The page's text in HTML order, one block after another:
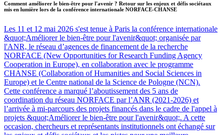
Comment améliorer le bien-être pour l'avenir ? Retour sur les enjeux et défis sociétaux
mis en lumière lors de la conférence internationale NORFACE-CHANSE
Les 11 et 12 mai 2026 s'est tenue à Paris la conférence internationale
&quot;Améliorer le bien-être pour l'avenir&quot; organisée par
l'ANR, le réseau d’agences de financement de la recherche
NORFACE (New Opportunities for Research Funding Agency
Cooperation in Europe), en collaboration avec le programme
CHANSE (Collaboration of Humanities and Social Sciences in
Europe) et le Centre national de la Science de Pologne (NCN).
Cette conférence a marqué l’aboutissement des 5 ans de
coordination du réseau NORFACE par l’ANR (2021-2026) et
l’arrivée à mi-parcours des projets financés dans le cadre de l'appel à
projets &quot;Améliorer le bien-être pour l'avenir&quot;. A cette
occasion, chercheurs et représentants institutionnels ont échangé sur